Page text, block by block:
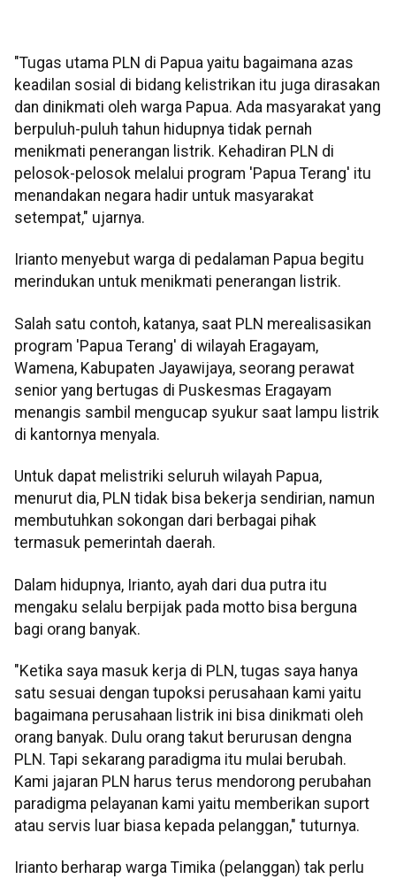
"Tugas utama PLN di Papua yaitu bagaimana azas
keadilan sosial di bidang kelistrikan itu juga dirasakan
dan dinikmati oleh warga Papua. Ada masyarakat yang
berpuluh-puluh tahun hidupnya tidak pernah
menikmati penerangan listrik. Kehadiran PLN di
pelosok-pelosok melalui program 'Papua Terang' itu
menandakan negara hadir untuk masyarakat
setempat," ujarnya.
Irianto menyebut warga di pedalaman Papua begitu
merindukan untuk menikmati penerangan listrik.
Salah satu contoh, katanya, saat PLN merealisasikan
program 'Papua Terang' di wilayah Eragayam,
Wamena, Kabupaten Jayawijaya, seorang perawat
senior yang bertugas di Puskesmas Eragayam
menangis sambil mengucap syukur saat lampu listrik
di kantornya menyala.
Untuk dapat melistriki seluruh wilayah Papua,
menurut dia, PLN tidak bisa bekerja sendirian, namun
membutuhkan sokongan dari berbagai pihak
termasuk pemerintah daerah.
Dalam hidupnya, Irianto, ayah dari dua putra itu
mengaku selalu berpijak pada motto bisa berguna
bagi orang banyak.
"Ketika saya masuk kerja di PLN, tugas saya hanya
satu sesuai dengan tupoksi perusahaan kami yaitu
bagaimana perusahaan listrik ini bisa dinikmati oleh
orang banyak. Dulu orang takut berurusan dengna
PLN. Tapi sekarang paradigma itu mulai berubah.
Kami jajaran PLN harus terus mendorong perubahan
paradigma pelayanan kami yaitu memberikan suport
atau servis luar biasa kepada pelanggan," tuturnya.
Irianto berharap warga Timika (pelanggan) tak perlu